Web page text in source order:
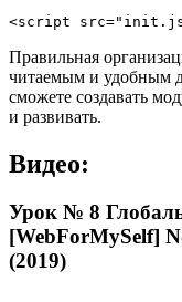
Правильная
читаемым и удобным
сможете создавать
и развивать.
Видео:
Урок № 8
[WebForMySelf]
(2019)